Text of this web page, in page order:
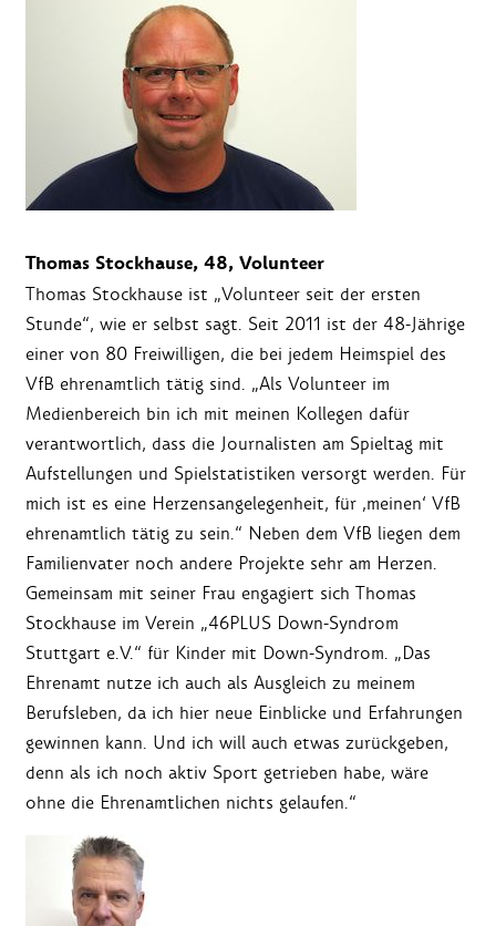
Thomas Stockhause, 48, Volunteer
Thomas Stockhause ist „Volunteer seit der ersten
Stunde“, wie er selbst sagt. Seit 2011 ist der 48-Jährige
einer von 80 Freiwilligen, die bei jedem Heimspiel des
VfB ehrenamtlich tätig sind. „Als Volunteer im
Medienbereich bin ich mit meinen Kollegen dafür
verantwortlich, dass die Journalisten am Spieltag mit
Aufstellungen und Spielstatistiken versorgt werden. Für
mich ist es eine Herzensangelegenheit, für ‚meinen‘ VfB
ehrenamtlich tätig zu sein.“ Neben dem VfB liegen dem
Familienvater noch andere Projekte sehr am Herzen.
Gemeinsam mit seiner Frau engagiert sich Thomas
Stockhause im Verein „46PLUS Down-Syndrom
Stuttgart e.V.“ für Kinder mit Down-Syndrom. „Das
Ehrenamt nutze ich auch als Ausgleich zu meinem
Berufsleben, da ich hier neue Einblicke und Erfahrungen
gewinnen kann. Und ich will auch etwas zurückgeben,
denn als ich noch aktiv Sport getrieben habe, wäre
ohne die Ehrenamtlichen nichts gelaufen.“